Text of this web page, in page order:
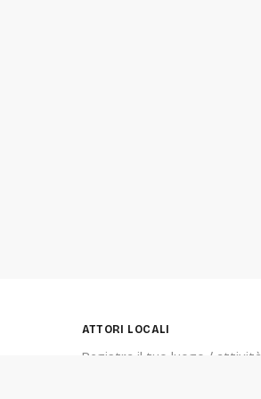
ATTORI LOCALI
Registra il tuo luogo / attività